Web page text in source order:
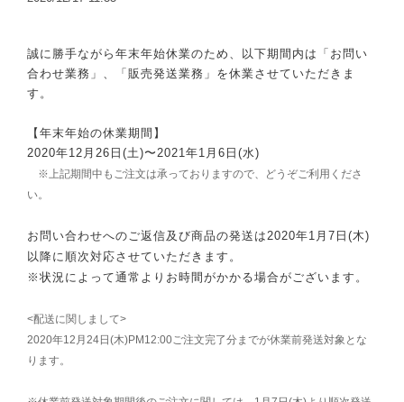
誠に勝手ながら年末年始休業のため、以下期間内は「お問い
合わせ業務」、「販売発送業務」を休業させていただきま
す。
【年末年始の休業期間】
2020年12月26日(土)〜2021年1月6日(水)
※上記期間中もご注文は承っておりますので、どうぞご利用くださ
い。
お問い合わせへのご返信及び商品の発送は2020年1月7日(木)
以降に順次対応させていただきます。
※状況によって通常よりお時間がかかる場合がございます。
<配送に関しまして>
2020年12月24日(木)PM12:00ご注文完了分までが休業前発送対象とな
ります。